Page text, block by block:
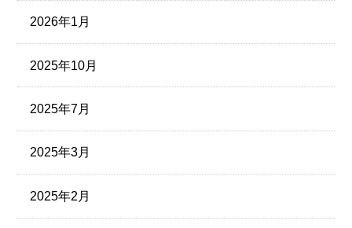
2026年1月
2025年10月
2025年7月
2025年3月
2025年2月